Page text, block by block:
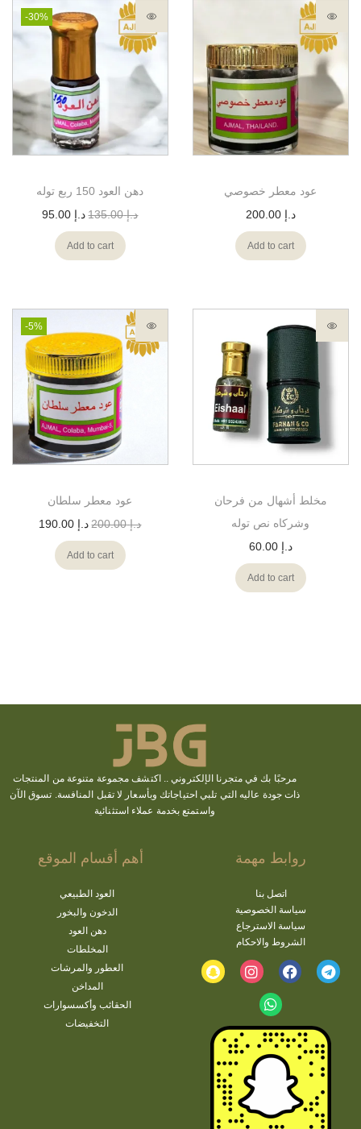
-30%
دهن العود 150 ربع توله
د.إ135.00 د.إ
Add to cart
عود معطر خصوصي
د.إ 200.00
Add to cart
-5%
عود معطر سلطان
د.إ200.00 د.إ
Add to cart
مخلط أشهال من فرحان
وشركاه نص توله
د.إ 60.00
Add to cart
مرحبًا بك في متجرنا الإلكتروني .. اكتشفمجموعة متنوعة من المنتجات
ذات جودة عاليه التي تلبي احتياجاتك وبأسعار لا تقبل المنافسة. تسوق الآن
واستمتع بخدمة عملاء استثنائية
أهم أقسام الموقع
العود الطبيعي
الدخون والبخور
دهن العود
المخلطات
العطور والمرشات
المداخن
الحقائب وأكسسوارات
التخفيضات
روابط مهمة
اتصل بنا
سياسة الخصوصية
سياسة الاسترجاع
الشروط والاحكام